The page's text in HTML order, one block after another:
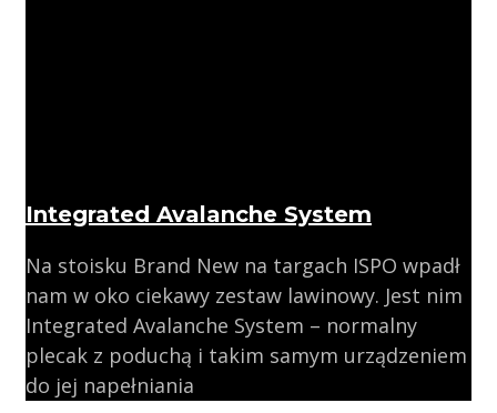
Integrated Avalanche System
Na stoisku Brand New na targach ISPO wpadł
nam w oko ciekawy zestaw lawinowy. Jest nim
Integrated Avalanche System – normalny
plecak z poduchą i takim samym urządzeniem
do jej napełniania